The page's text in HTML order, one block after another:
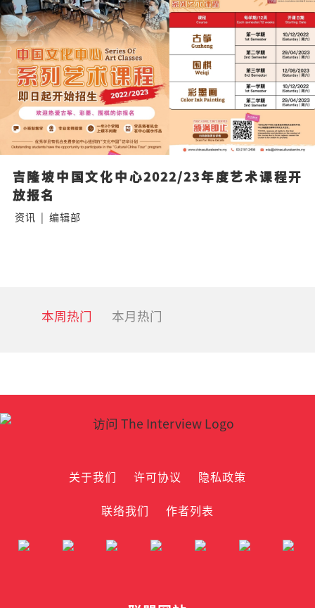
吉隆坡中国文化中心2022/23年度艺术课程开
放报名
资讯 | 编辑部
本周热门 本月热门
关于我们 许可协议
隐私政策
联络我们
作者列表